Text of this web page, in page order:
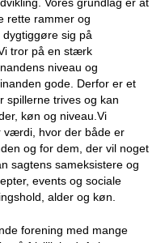
Vores grundlag er at
rette rammer og
sig på
tror på en stærk
niveau og
gode. Derfor er et
trives og kan
køn og niveau.Vi
hvor der både er
og for dem, der vil noget
sagtens sameksistere og
events og sociale
alder og køn.
forening med mange